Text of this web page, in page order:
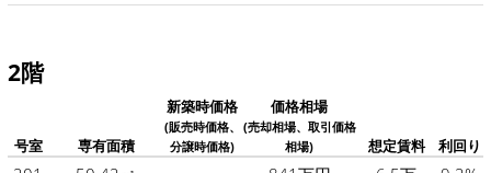
2階
号室 専有面積
新築時価格
(販売時価格、
分譲時価格)
価格相場
(売却相場、取引価格
相場)
想定賃料 利回り